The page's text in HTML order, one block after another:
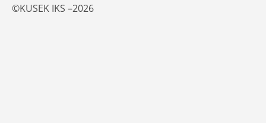
©KUSEK IKS –2026